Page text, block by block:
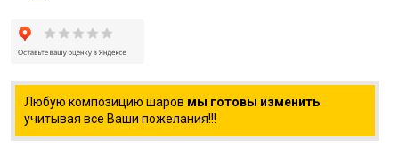
Любую композицию шаров мы готовы изменить
учитывая все Ваши пожелания!!!